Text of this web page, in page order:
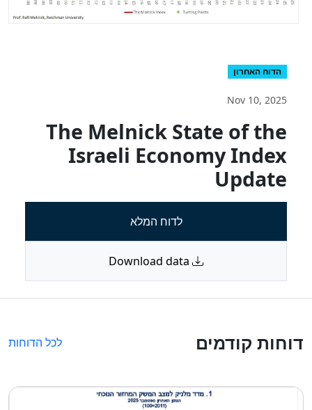
הדוח האחרון
Nov 10, 2025
The Melnick State of the
Israeli Economy Index
Update
לדוח המלא
דוחות קודמים לכל הדוחות